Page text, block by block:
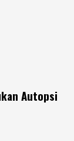
Autopsi